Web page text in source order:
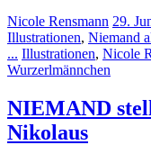
Nicole Rensmann 29.
Illustrationen, Niemand
... Illustrationen, Nicole
Wurzerlmännchen
NIEMAND
Nikolaus